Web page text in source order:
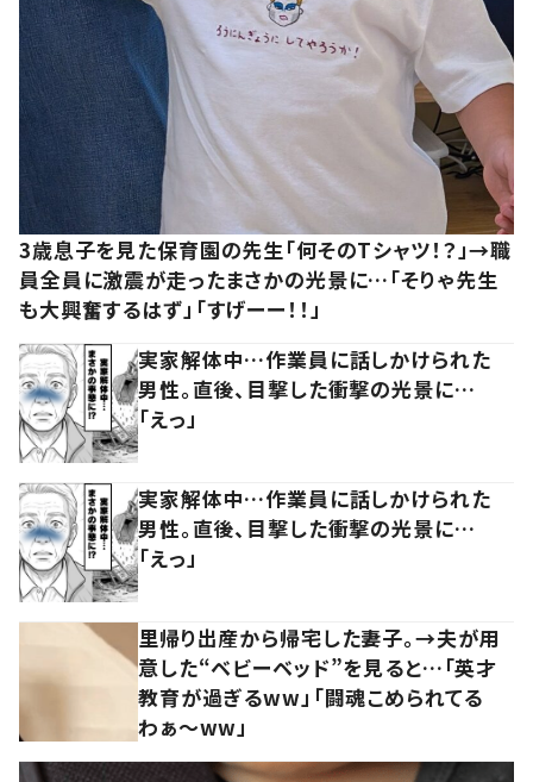
3歳息子を見た保育園の先生「何そのTシャツ！？」→職
員全員に激震が走ったまさかの光景に…「そりゃ先生
も大興奮するはず」「すげーー！！」
実家解体中…作業員に話しかけられた
男性。直後、目撃した衝撃の光景に…
「えっ」
実家解体中…作業員に話しかけられた
男性。直後、目撃した衝撃の光景に…
「えっ」
里帰り出産から帰宅した妻子。→夫が用
意した“ベビーベッド”を見ると…「英才
教育が過ぎるww」「闘魂こめられてる
わぁ～ww」